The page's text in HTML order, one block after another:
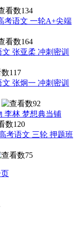
134
考语文 一轮A+尖端
164
张亚柔 冲刺密训
117
张炯一 冲刺密训
92
李林 梦想典当铺
120
考语文 三轮 押题班
75